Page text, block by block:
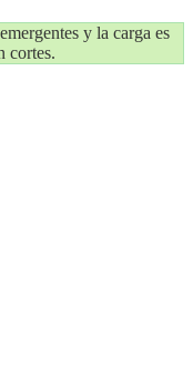
y la carga es
cortes.